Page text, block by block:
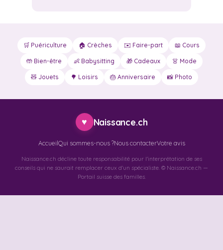
🛒 Puériculture 🏠 Crèches ✉️ Faire-part 📖 Cours
🤲 Bien-être 👶 Babysitting 🎁 Cadeaux 👗 Mode
🧸 Jouets 🌳 Loisirs 🎂 Anniversaire 📸 Photo
♥ Naissance.ch
Accueil Qui sommes-nous ?Nous contacterVotre avis
Naissance.ch décline toute responsabilité pour l'interprétation de ses
conseils qui ne saurait remplacer ceux d'un spécialiste. © Naissance.ch —
Portail suisse des familles.